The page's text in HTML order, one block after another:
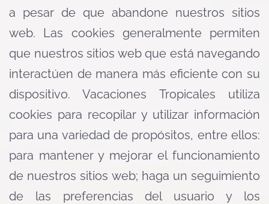
a pesar de que abandone nuestros sitios
web. Las cookies generalmente permiten
que nuestros sitios web que está navegando
interactúen de manera más eficiente con su
dispositivo. Vacaciones Tropicales utiliza
cookies para recopilar y utilizar información
para una variedad de propósitos, entre ellos:
para mantener y mejorar el funcionamiento
de nuestros sitios web; haga un seguimiento
de las preferencias del usuario y los